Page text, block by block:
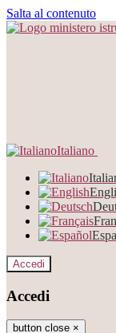
Salta al contenuto
Italiano
Accedi
Accedi
button close ×